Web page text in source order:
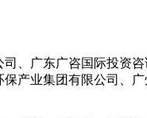
、广东广咨国际投资
产业集团有限公司、